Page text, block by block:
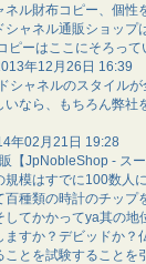
ル財布コピー、個
ャネル通販ショッ
ーはここにそろって
年12月26日 16:39
シャネルのスタイル
なら、もちろん弊
年02月21日 19:28
【JpNobleShop - ス
模はすでに100数人
種類の時計のチッ
てかかってya其の地
すか？デビッドか
とを試験すること